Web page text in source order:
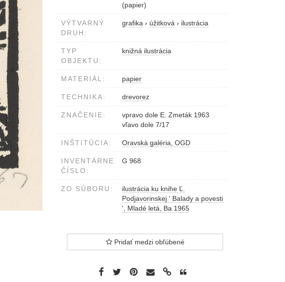
(papier)
VÝTVARNÝ
DRUH:
grafika › úžitková › ilustrácia
TYP
OBJEKTU:
knižná ilustrácia
MATERIÁL: papier
TECHNIKA: drevorez
ZNAČENIE:
vpravo dole E. Zmeták 1963
vľavo dole 7/17
INŠTITÚCIA: Oravská galéria, OGD
INVENTÁRNE
ČÍSLO:
G 968
ZO SÚBORU:
ilustrácia ku knihe Ľ.
Podjavorinskej ' Balady a povesti
', Mladé letá, Ba 1965
Pridať medzi obľúbené